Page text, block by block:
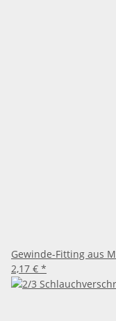
Gewinde-Fitting aus
2,17 € *